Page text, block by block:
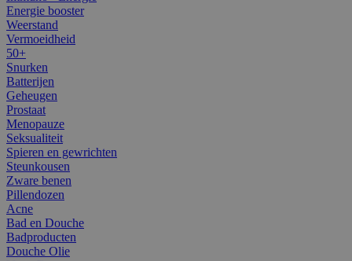
Energie booster
Weerstand
Vermoeidheid
50+
Snurken
Batterijen
Geheugen
Prostaat
Menopauze
Seksualiteit
Spieren en gewrichten
Steunkousen
Zware benen
Pillendozen
Acne
Bad en Douche
Badproducten
Douche Olie